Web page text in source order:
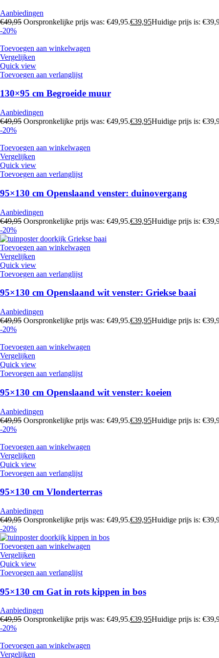
Aanbiedingen
€49,95 Oorspronkelijke prijs was: €49,95.€39,95Huidige prijs is:
-20%
Toevoegen aan winkelwagen
Vergelijken
Quick view
Toevoegen aan verlanglijst
130×95 cm Begroeide muur
Aanbiedingen
€49,95 Oorspronkelijke prijs was: €49,95.€39,95Huidige prijs is:
-20%
Toevoegen aan winkelwagen
Vergelijken
Quick view
Toevoegen aan verlanglijst
95×130 cm Openslaand venster: duinovergang
Aanbiedingen
€49,95 Oorspronkelijke prijs was: €49,95.€39,95Huidige prijs is:
-20%
Toevoegen aan winkelwagen
Vergelijken
Quick view
Toevoegen aan verlanglijst
95×130 cm Openslaand wit venster: Griekse baai
Aanbiedingen
€49,95 Oorspronkelijke prijs was: €49,95.€39,95Huidige prijs is:
-20%
Toevoegen aan winkelwagen
Vergelijken
Quick view
Toevoegen aan verlanglijst
95×130 cm Openslaand wit venster: koeien
Aanbiedingen
€49,95 Oorspronkelijke prijs was: €49,95.€39,95Huidige prijs is:
-20%
Toevoegen aan winkelwagen
Vergelijken
Quick view
Toevoegen aan verlanglijst
95×130 cm Vlonderterras
Aanbiedingen
€49,95 Oorspronkelijke prijs was: €49,95.€39,95Huidige prijs is:
-20%
Toevoegen aan winkelwagen
Vergelijken
Quick view
Toevoegen aan verlanglijst
95×130 cm Gat in rots kippen in bos
Aanbiedingen
€49,95 Oorspronkelijke prijs was: €49,95.€39,95Huidige prijs is:
-20%
Toevoegen aan winkelwagen
Vergelijken